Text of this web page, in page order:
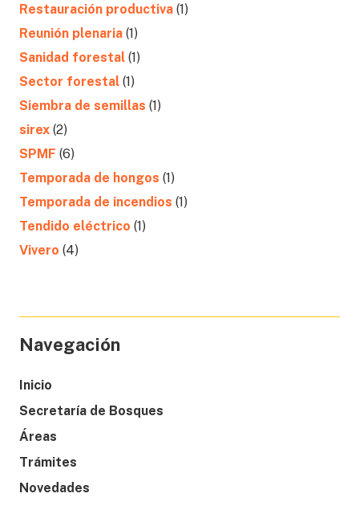
Restauración productiva (1)
Reunión plenaria (1)
Sanidad forestal (1)
Sector forestal (1)
Siembra de semillas (1)
sirex (2)
SPMF (6)
Temporada de hongos (1)
Temporada de incendios (1)
Tendido eléctrico (1)
Vivero (4)
Navegación
Inicio
Secretaría de Bosques
Áreas
Trámites
Novedades